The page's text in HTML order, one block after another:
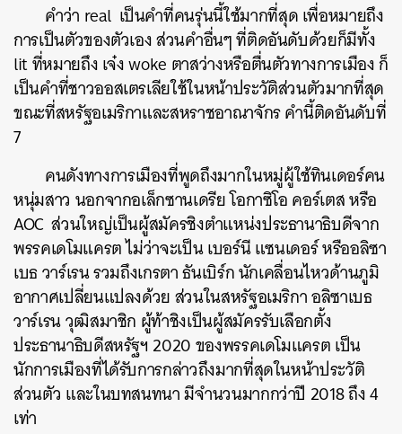
คำว่า real เป็นคำที่คนรุ่นนี้ใช้มากที่สุด เพื่อหมายถึง
การเป็นตัวของตัวเอง ส่วนคำอื่นๆ ที่ติดอันดับด้วยก็มีทั้ง
lit ที่หมายถึงเจ๋งwoke ตาสว่างหรือตื่นตัวทางการเมือง ก็
เป็นคำที่ชาวออสเตรเลียใช้ในหน้าประวัติส่วนตัวมากที่สุด
ขณะที่สหรัฐอเมริกาและสหราชอาณาจักร คำนี้ติดอันดับที่
7
คนดังทางการเมืองที่พูดถึงมากในหมู่ผู้ใช้ทินเดอร์คน
หนุ่มสาว นอกจากอเล็กซานเดรีย โอกาซิโอ คอร์เตส หรือ
AOC ส่วนใหญ่เป็นผู้สมัครชิงตำแหน่งประธานาธิบดีจาก
พรรคเดโมแครต ไม่ว่าจะเป็น เบอร์นี แซนเดอร์ หรืออลิซา
เบธ วาร์เรน รวมถึงเกรตา ธันเบิร์ก นักเคลื่อนไหวด้านภูมิ
อากาศเปลี่ยนแปลงด้วย ส่วนในสหรัฐอเมริกา อลิซาเบธ
วาร์เรน วุฒิสมาชิก ผู้ท้าชิงเป็นผู้สมัครรับเลือกตั้ง
ประธานาธิบดีสหรัฐฯ 2020 ของพรรคเดโมแครต เป็น
นักการเมืองที่ได้รับการกล่าวถึงมากที่สุดในหน้าประวัติ
ส่วนตัว และในบทสนทนา มีจำนวนมากกว่าปี 2018 ถึง 4
เท่า
ค้นหา
SHARE TWEET LINE EMAIL